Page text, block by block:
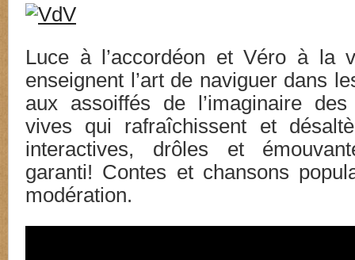
Luce à l’accordéon et Véro à la
enseignent l’art de naviguer dans
aux assoiffés de l’imaginaire
vives qui rafraîchissent et
interactives, drôles et
garanti! Contes et chansons
modération.